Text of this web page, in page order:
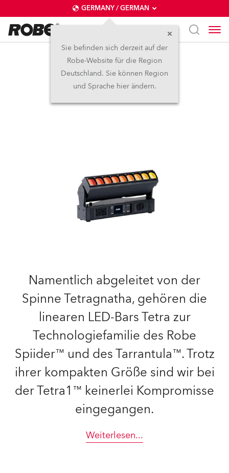
GERMANY / GERMAN
Sie befinden sich derzeit auf der
Robe-Website für die Region
Deutschland. Sie können Region
und Sprache hier ändern.
Tetra1™
Namentlich abgeleitet von der
Spinne Tetragnatha, gehören die
linearen LED-Bars Tetra zur
Technologiefamilie des Robe
Spiider™ und des Tarrantula™. Trotz
ihrer kompakten Größe sind wir bei
der Tetra1™ keinerlei Kompromisse
eingegangen.
Weiterlesen...